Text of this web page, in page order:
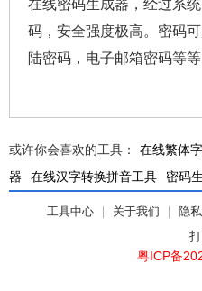
在线密码生成器，经过系
码，安全强度极高。密码
陆密码，电子邮箱密码等等
或许你会喜欢的工具： 在线繁体
器
在线汉字转换拼音工具 密码
工具中心 关于我们 隐
粤ICP备